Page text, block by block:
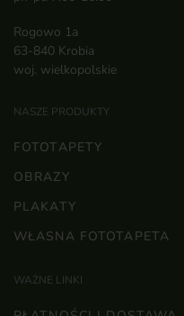
Rogowo 1a
63-840 Krobia
woj. wielkopolskie
NASZE PRODUKTY
FOTOTAPETY
OBRAZY
PLAKATY
WŁASNA FOTOTAPETA
WAŻNE LINKI